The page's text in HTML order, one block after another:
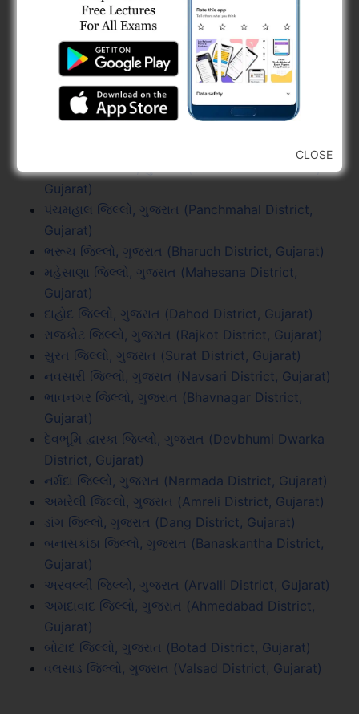
Gujarat)
વડોદરા જિલ્લો, ગુજરાત (Vadodara District, Gujarat)
ગીર સોમનાથ જિલ્લો, ગુજરાત (Gir Somnath District,
Gujarat)
પાટણ જિલ્લો, ગુજરાત (Patan District, Gujarat)
મોરબી જિલ્લો, ગુજરાત (Morbi District, Gujarat)
જુનાગઢ જિલ્લો, ગુજરાત (Junagadh District, Gujarat)
Gujarat)
પંચમહાલ જિલ્લો, ગુજરાત (Panchmahal District,
Gujarat)
ભરૂચ જિલ્લો, ગુજરાત (Bharuch District, Gujarat)
મહેસાણા જિલ્લો, ગુજરાત (Mahesana District,
Gujarat)
દાહોદ જિલ્લો, ગુજરાત (Dahod District, Gujarat)
રાજકોટ જિલ્લો, ગુજરાત (Rajkot District, Gujarat)
સુરત જિલ્લો, ગુજરાત (Surat District, Gujarat)
નવસારી જિલ્લો, ગુજરાત (Navsari District, Gujarat)
ભાવનગર જિલ્લો, ગુજરાત (Bhavnagar District,
Gujarat)
દેવભૂમિ દ્વારકા જિલ્લો, ગુજરાત (Devbhumi Dwarka
District, Gujarat)
નર્મદા જિલ્લો, ગુજરાત (Narmada District, Gujarat)
અમરેલી જિલ્લો, ગુજરાત (Amreli District, Gujarat)
ડાંગ જિલ્લો, ગુજરાત (Dang District, Gujarat)
બનાસકાંઠા જિલ્લો, ગુજરાત (Banaskantha District,
Gujarat)
અરવલ્લી જિલ્લો, ગુજરાત (Arvalli District, Gujarat)
અમદાવાદ જિલ્લો, ગુજરાત (Ahmedabad District,
Gujarat)
બોટાદ જિલ્લો, ગુજરાત (Botad District, Gujarat)
વલસાડ જિલ્લો, ગુજરાત (Valsad District, Gujarat)
CLOSE